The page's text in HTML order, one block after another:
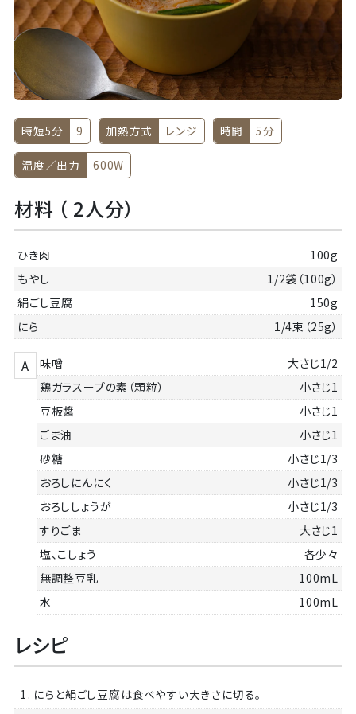
時短5分 9 加熱方式 レンジ 時間 5分
温度／出力 600W
材料 （ 2人分）
ひき肉
100g
もやし
1/2袋（100g）
絹ごし豆腐
150g
にら
1/4束（25g）
A 味噌
大さじ1/2
鶏ガラスープの素（顆粒）
小さじ1
豆板醬
小さじ1
ごま油
小さじ1
砂糖
小さじ1/3
おろしにんにく
小さじ1/3
おろししょうが
小さじ1/3
すりごま
大さじ1
塩、こしょう
各少々
無調整豆乳
100mL
水
100mL
レシピ
1. にらと絹ごし豆腐は食べやすい大きさに切る。